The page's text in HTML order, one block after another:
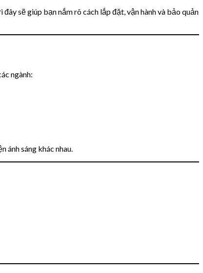
sẽ giúp bạn nắm rõ cách lắp đặt, vận hành và bảo quản
ngành:
ánh sáng khác nhau.